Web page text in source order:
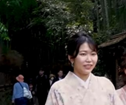
Fujigoko, les 5 lacs du
ne manquent pas et
ville, offre une vue
grand nombre de musées